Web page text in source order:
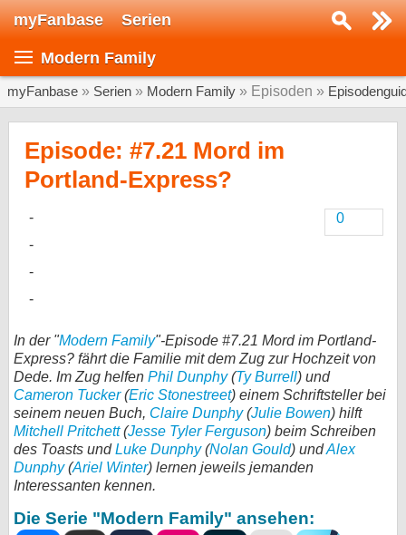
myFanbase Serien
Modern Family
myFanbase » Serien » Modern Family » Episoden »
Episode: #7.21 Mord im
Portland-Express?
0
In der "Modern Family"-Episode #7.21 Mord im Portland-
Express? fährt die Familie mit dem Zug zur Hochzeit von
Dede. Im Zug helfen Phil Dunphy(Ty Burrell) und
Cameron Tucker(Eric Stonestreet) einem Schriftsteller bei
seinem neuen Buch, Claire Dunphy(Julie Bowen) hilft
Mitchell Pritchett(Jesse Tyler Ferguson) beim Schreiben
des Toasts undLuke Dunphy(Nolan Gould) undAlex
Dunphy(Ariel Winter) lernen jeweils jemanden
Interessanten kennen.
Die Serie "Modern Family" ansehen:
Serie suchen...
SERIEN
Kolumnen
Gewinnspiele
Forum
bei X
bei Facebook
Kontakt